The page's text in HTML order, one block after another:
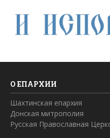
О ЕПАРХИИ
Шахтинская епархия
Донская митрополия
Русская Православная